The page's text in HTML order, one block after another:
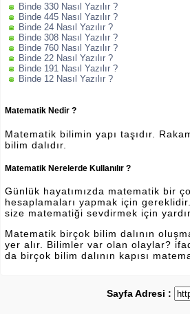
Binde 330 Nasıl Yazılır ?
Binde 445 Nasıl Yazılır ?
Binde 24 Nasıl Yazılır ?
Binde 308 Nasıl Yazılır ?
Binde 760 Nasıl Yazılır ?
Binde 22 Nasıl Yazılır ?
Binde 191 Nasıl Yazılır ?
Binde 12 Nasıl Yazılır ?
Matematik Nedir ?
Matematik bilimin yapı taşıdır.
bilim dalıdır.
Matematik Nerelerde Kullanılır ?
Günlük hayatımızda matematik bir
hesaplamaları yapmak için
size matematiği sevdirmek için
Matematik birçok bilim dalının
yer alır. Bilimler var olan olaylar?
da birçok bilim dalının kapısı
Sayfa Adresi :